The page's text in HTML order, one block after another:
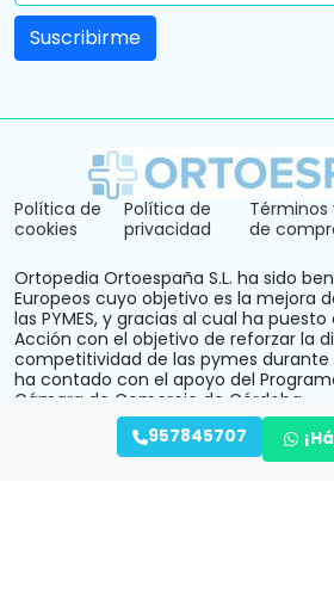
Política de
cookies
Política de
privacidad
de
Ortopedia Ortoespaña S.L. ha sido
Europeos cuyo objetivo es la mejora
las PYMES, y gracias al cual ha
Acción con el objetivo de reforzar la
competitividad de las pymes durante
ha contado con el apoyo del
Cámara de Comercio de Córdoba.
957845707